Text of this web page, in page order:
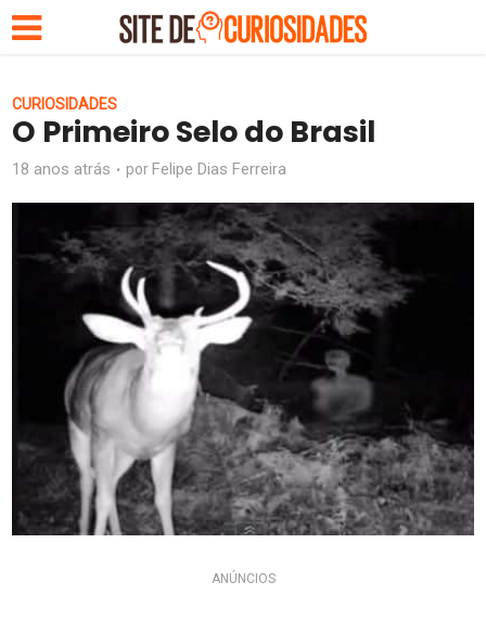
CURIOSIDADES
O Primeiro Selo do Brasil
18 anos atrás por Felipe Dias Ferreira
ANÚNCIOS